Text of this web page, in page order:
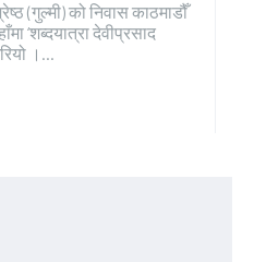
(गुल्मी) को निवास काठमाडौँ
‘शब्दयात्रा देवीप्रसाद
।...